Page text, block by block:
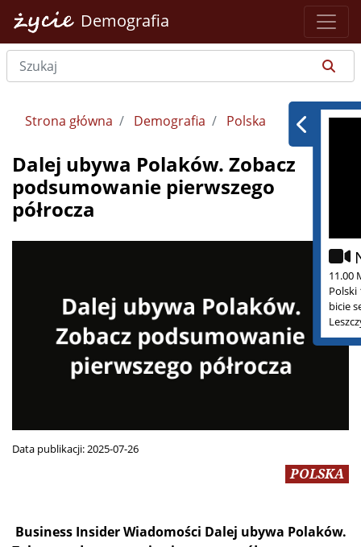
Demografia
11.00
Polski
bicie
Strona główna Demografia Polska
Dalej ubywa Polaków. Zobacz
podsumowanie pierwszego
półrocza
Data publikacji:2025-07-26
POLSKA
Business Insider Wiadomości Dalej ubywa Polaków.